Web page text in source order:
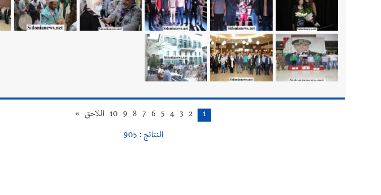
أخبار صيدا We are hiring in Saida - Apply now before 14 august ...مطلوب موظفة للعمل في الأكاديمية الدولية لبناء القدرات -صيدا
1
2
3
4
5
6
7
8
9
10 اللاحق »
النتائج : 905